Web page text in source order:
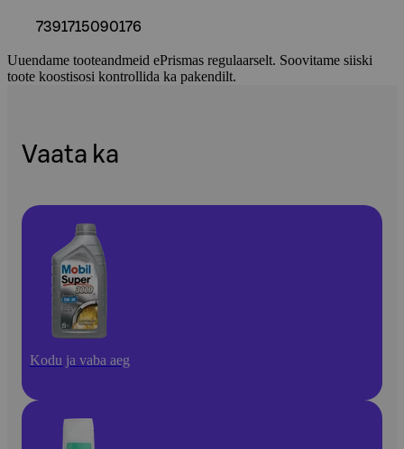
7391715090176
Uuendame tooteandmeid ePrismas regulaarselt. Soovitame siiski
toote koostisosi kontrollida ka pakendilt.
Vaata ka
Kodu ja vaba aeg